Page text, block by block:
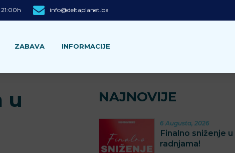
info@deltaplanet.ba
ZABAVA INFORMACIJE
u
NAJNOVIJE
6 Augusta, 2026
Finalno sniženje
radnjama!